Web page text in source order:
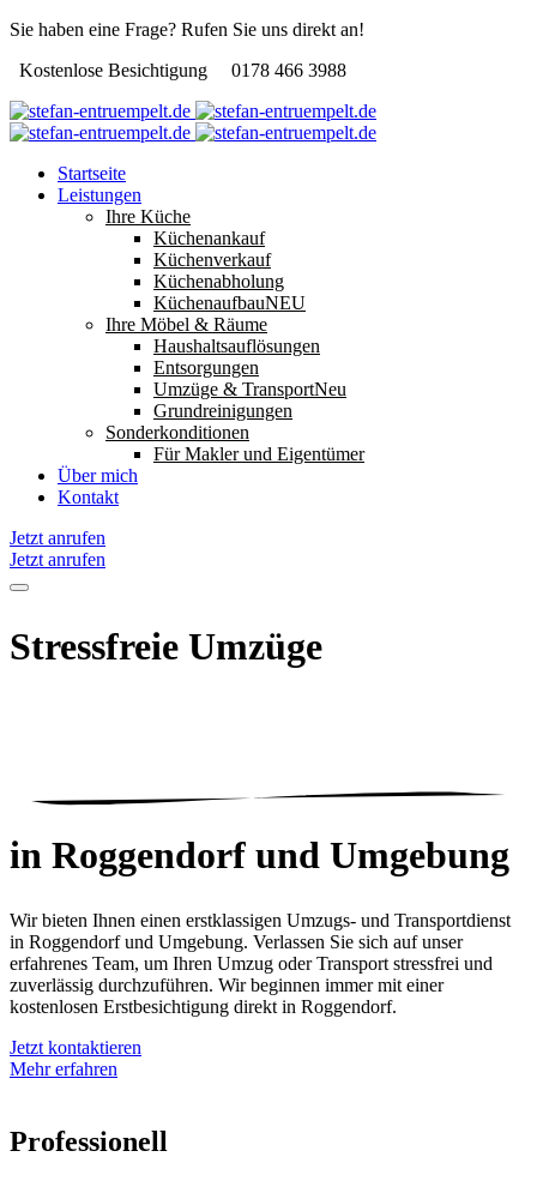
Sie haben eine Frage? Rufen Sie uns direkt an!
Kostenlose Besichtigung
0178 466 3988
Startseite
Leistungen
Ihre Küche
Küchenankauf
Küchenverkauf
Küchenabholung
KüchenaufbauNEU
Ihre Möbel & Räume
Haushaltsauflösungen
Entsorgungen
Umzüge & TransportNeu
Grundreinigungen
Sonderkonditionen
Für Makler und Eigentümer
Über mich
Kontakt
Jetzt anrufen
Jetzt anrufen
Stressfreie Umzüge
in Roggendorf und Umgebung
Wir bieten Ihnen einen erstklassigen Umzugs- und Transportdienst
in Roggendorf und Umgebung. Verlassen Sie sich auf unser
erfahrenes Team, um Ihren Umzug oder Transport stressfrei und
zuverlässig durchzuführen. Wir beginnen immer mit einer
kostenlosen Erstbesichtigung direkt in Roggendorf.
Jetzt kontaktieren
Mehr erfahren
Professionell